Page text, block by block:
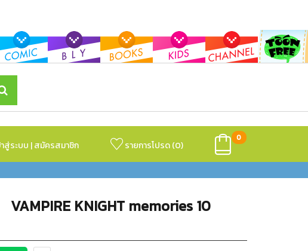
าสู่ระบบ |สมัครสมาชิก รายการโปรด (0)
0
VAMPIRE KNIGHT memories 10